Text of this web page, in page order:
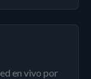
en vivo por